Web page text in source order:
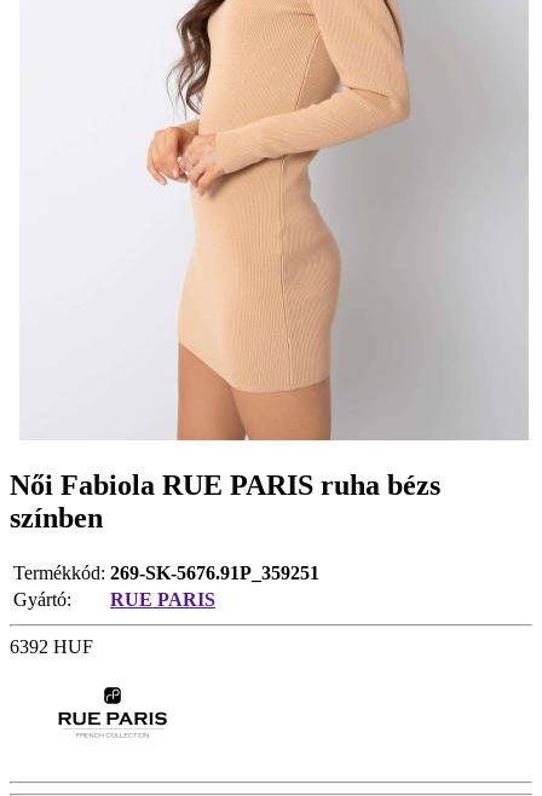
Női Fabiola RUE PARIS ruha bézs
színben
Termékkód: 269-SK-5676.91P_359251
Gyártó:
RUE PARIS
6392 HUF